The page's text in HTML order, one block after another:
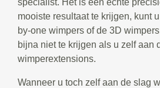
specialist. Het is een echte
mooiste resultaat te krijgen, kunt
by-one wimpers of de 3D
bijna niet te krijgen als u zelf aan
wimperextensions.
Wanneer u toch zelf aan de slag